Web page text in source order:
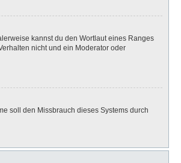
kannst du den Wortlaut eines Ranges
nicht und ein Moderator oder
soll den Missbrauch dieses Systems durch